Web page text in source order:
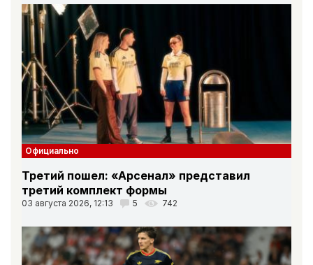
Официально
Третий пошел: «Арсенал» представил
третий комплект формы
03 августа 2026, 12:13 5 742